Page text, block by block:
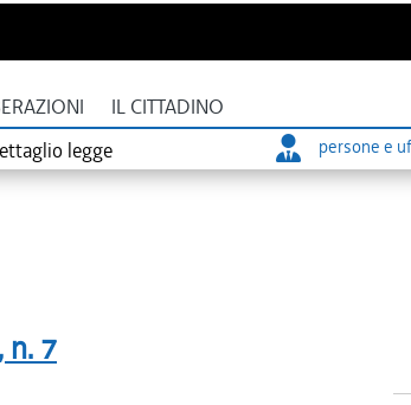
IL CITTADINO
legge persone e
, n. 7